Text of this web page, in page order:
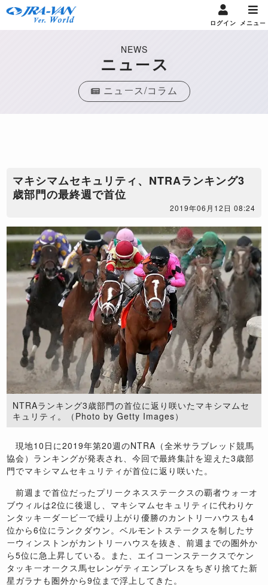
ログイン メニュー
NEWS
ニュース
ニュース/コラム
マキシマムセキュリティ、NTRAランキング3
歳部門の最終週で首位
2019年06月12日 08:24
NTRAランキング3歳部門の首位に返り咲いたマキシマムセ
キュリティ。（Photo by Getty Images）
現地10日に2019年第20週のNTRA（全米サラブレッド競馬
協会）ランキングが発表され、今回で最終集計を迎えた3歳部
門でマキシマムセキュリティが首位に返り咲いた。
前週まで首位だったプリークネスステークスの覇者ウォーオ
ブウィルは2位に後退し、マキシマムセキュリティに代わりケ
ンタッキーダービーで繰り上がり優勝のカントリーハウスも4
位から6位にランクダウン。ベルモントステークスを制したサ
ーウィンストンがカントリーハウスを抜き、前週までの圏外か
ら5位に急上昇している。また、エイコーンステークスでケン
タッキーオークス馬セレンゲティエンプレスをちぎり捨てた新
星ガラナも圏外から9位まで浮上してきた。